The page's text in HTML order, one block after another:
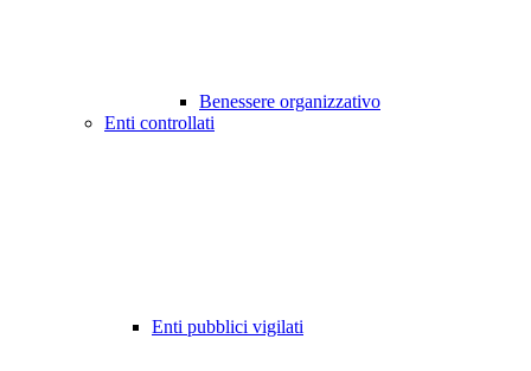
Benessere organizzativo
Enti controllati
Enti pubblici vigilati